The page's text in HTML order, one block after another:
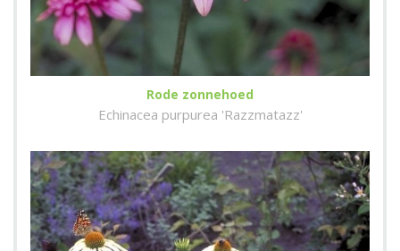
Rode zonnehoed
Echinacea purpurea 'Razzmatazz'